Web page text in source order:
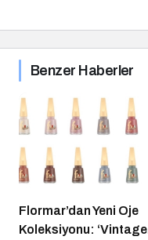
Benzer Haberler
Flormar’dan Yeni Oje
Koleksiyonu: ‘Vintage